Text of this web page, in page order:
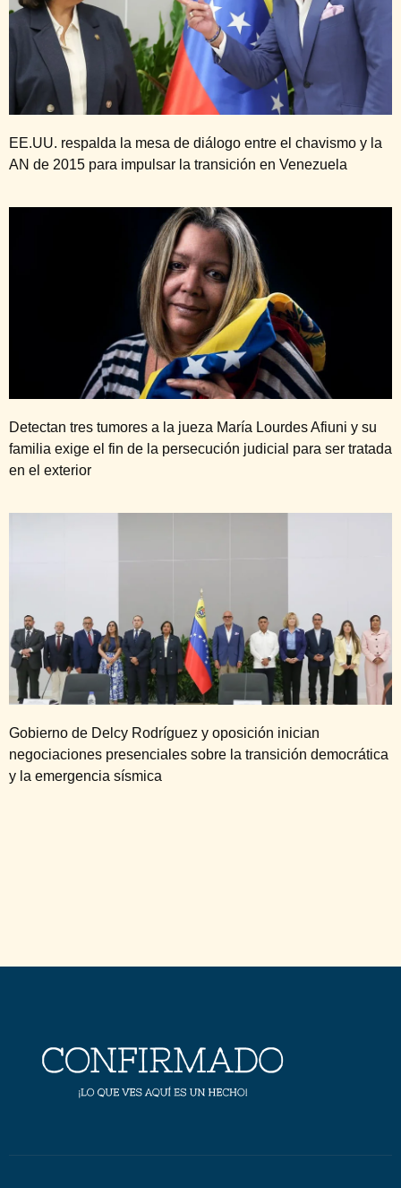
EE.UU. respalda la mesa de diálogo entre el chavismo y la
AN de 2015 para impulsar la transición en Venezuela
Detectan tres tumores a la jueza María Lourdes Afiuni y su
familia exige el fin de la persecución judicial para ser tratada
en el exterior
Gobierno de Delcy Rodríguez y oposición inician
negociaciones presenciales sobre la transición democrática
y la emergencia sísmica